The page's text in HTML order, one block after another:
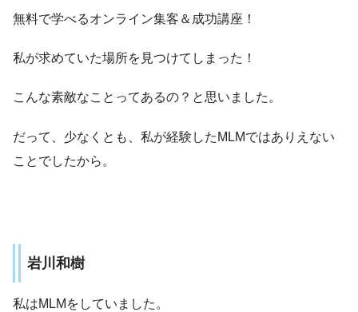
無料で学べるオンライン集客＆成功講座！
私が求めていた場所を見つけてしまった！
こんな素敵なことってあるの？と思いました。
だって、少なくとも、私が経験したMLMではありえない
ことでしたから。
岩川和樹
私はMLMをしていました。